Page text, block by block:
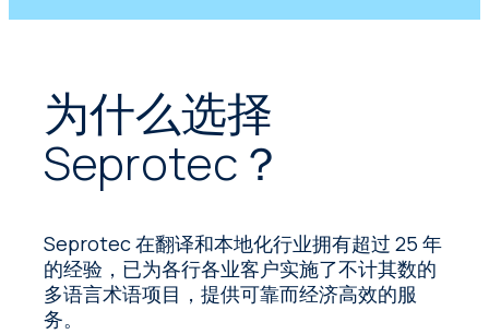
为什么选择
Seprotec？
Seprotec 在翻译和本地化行业拥有超过 25 年
的经验，已为各行各业客户实施了不计其数的
多语言术语项目，提供可靠而经济高效的服
务。